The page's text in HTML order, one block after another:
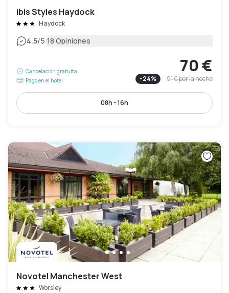
ibis Styles Haydock
Haydock
4.5/5|18 Opiniones
Cancelación gratuita
Pago en el hotel
70 €
-24% 91 €por la noche
08h - 16h
Novotel Manchester West
Worsley